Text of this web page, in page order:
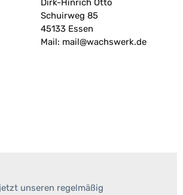
Dirk-Hinrich Otto
Schuirweg 85
45133 Essen
Mail: mail@wachswerk.de
unseren regelmäßig